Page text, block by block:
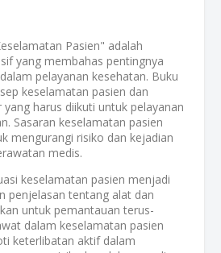
Pasien" adalah
yang membahas pentingnya
pelayanan kesehatan. Buku
keselamatan pasien dan
harus diikuti untuk pelayanan
Sasaran keselamatan pasien
mengurangi risiko dan kejadian
medis.
keselamatan pasien menjadi
penjelasan tentang alat dan
untuk pemantauan terus-
dalam keselamatan pasien
keterlibatan aktif dalam